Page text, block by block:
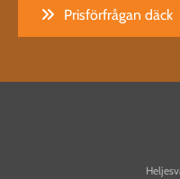
Prisförfrågan däck